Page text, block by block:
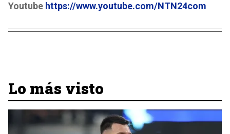
Youtube https://www.youtube.com/NTN24com
Lo más visto